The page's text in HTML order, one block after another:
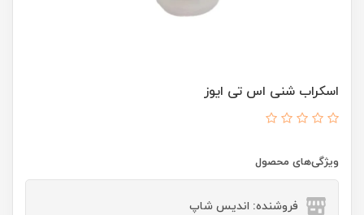
اسکراب شنی اس تی ایوز
ویژگی‌های محصول
فروشنده: اندیس شاپ